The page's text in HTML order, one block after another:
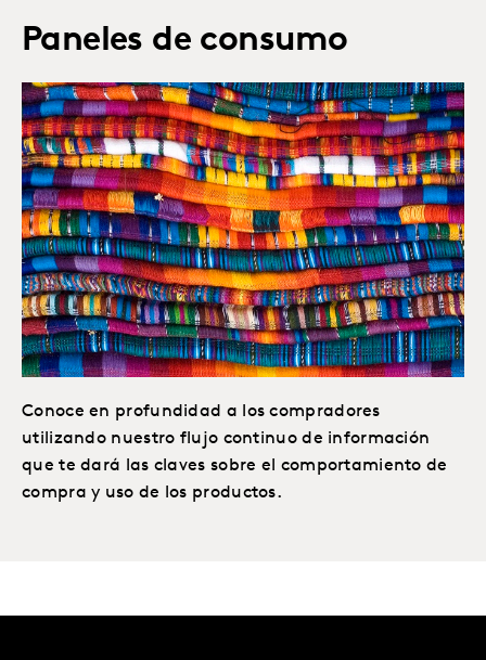
Paneles de consumo
Conoce en profundidad a los compradores
utilizando nuestro flujo continuo de información
que te dará las claves sobre el comportamiento de
compra y uso de los productos.